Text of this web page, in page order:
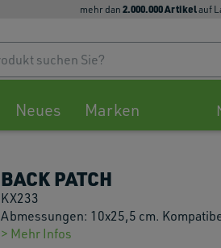
mehr dan 2.000.000 Artikelauf
Neues Marken
BACK PATCH
KX233
Abmessungen: 10x25,5 cm.
> Mehr Infos